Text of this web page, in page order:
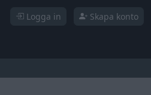
Logga in Skapa konto